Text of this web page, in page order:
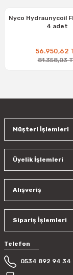
Nyco Hydraunycoil
4 adet
56.950,62
81.358,03
Müşteri İşlemleri
Üyelik İşlemleri
Alışveriş
Sipariş İşlemleri
Telefon
0534 892 94 34